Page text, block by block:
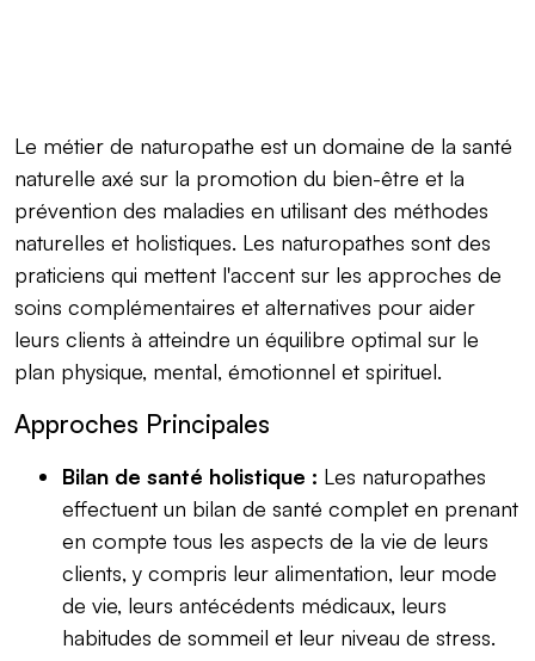
Le métier de naturopathe est un domaine de la santé
naturelle axé sur la promotion du bien-être et la
prévention des maladies en utilisant des méthodes
naturelles et holistiques. Les naturopathes sont des
praticiens qui mettent l'accent sur les approches de
soins complémentaires et alternatives pour aider
leurs clients à atteindre un équilibre optimal sur le
plan physique, mental, émotionnel et spirituel.
Approches Principales
Bilan de santé holistique : Les naturopathes
effectuent un bilan de santé complet en prenant
en compte tous les aspects de la vie de leurs
clients, y compris leur alimentation, leur mode
de vie, leurs antécédents médicaux, leurs
habitudes de sommeil et leur niveau de stress.